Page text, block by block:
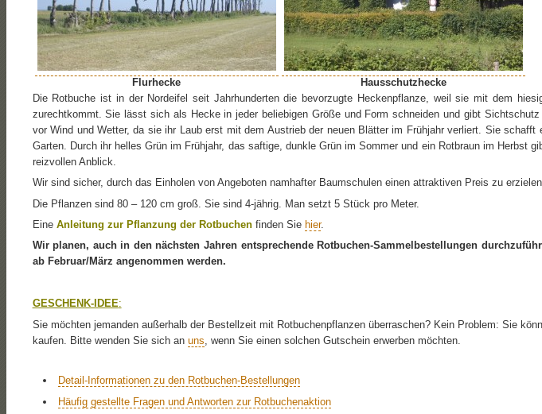
Flurhecke
Hausschutzhecke
Die Rotbuche ist in der Nordeifel seit Jahrhunderten die bevorzugte Heckenpflanze, weil sie mit dem
zurechtkommt. Sie lässt sich als Hecke in jeder beliebigen Größe und Form schneiden und gibt
vor Wind und Wetter, da sie ihr Laub erst mit dem Austrieb der neuen Blätter im Frühjahr verliert. Sie schafft
Garten. Durch ihr helles Grün im Frühjahr, das saftige, dunkle Grün im Sommer und ein Rotbraun im Herbst
reizvollen Anblick.
Wir sind sicher, durch das Einholen von Angeboten namhafter Baumschulen einen attraktiven Preis zu
Die Pflanzen sind 80 – 120 cm groß. Sie sind 4-jährig. Man setzt 5 Stück pro Meter.
Eine Anleitung zur Pflanzung der Rotbuchenfinden Sie hier.
Wir planen, auch in den nächsten Jahren entsprechende Rotbuchen-Sammelbestellungen
ab Februar/März angenommen werden.
GESCHENK-IDEE:
Sie möchten jemanden außerhalb der Bestellzeit mit Rotbuchenpflanzen überraschen? Kein Problem: Sie
kaufen. Bitte wenden Sie sich an uns , wenn Sie einen solchen Gutschein erwerben möchten.
Detail-Informationen zu den Rotbuchen-Bestellungen
Häufig gestellte Fragen und Antworten zur Rotbuchenaktion